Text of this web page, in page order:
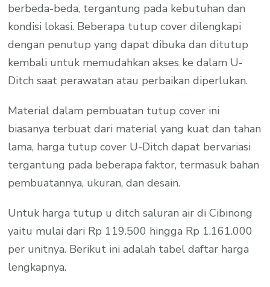
berbeda-beda, tergantung pada kebutuhan dan
kondisi lokasi. Beberapa tutup cover dilengkapi
dengan penutup yang dapat dibuka dan ditutup
kembali untuk memudahkan akses ke dalam U-
Ditch saat perawatan atau perbaikan diperlukan.
Material dalam pembuatan tutup cover ini
biasanya terbuat dari material yang kuat dan tahan
lama, harga tutup cover U-Ditch dapat bervariasi
tergantung pada beberapa faktor, termasuk bahan
pembuatannya, ukuran, dan desain.
Untuk harga tutup u ditch saluran air di Cibinong
yaitu mulai dari Rp 119.500 hingga Rp 1.161.000
per unitnya. Berikut ini adalah tabel daftar harga
lengkapnya.